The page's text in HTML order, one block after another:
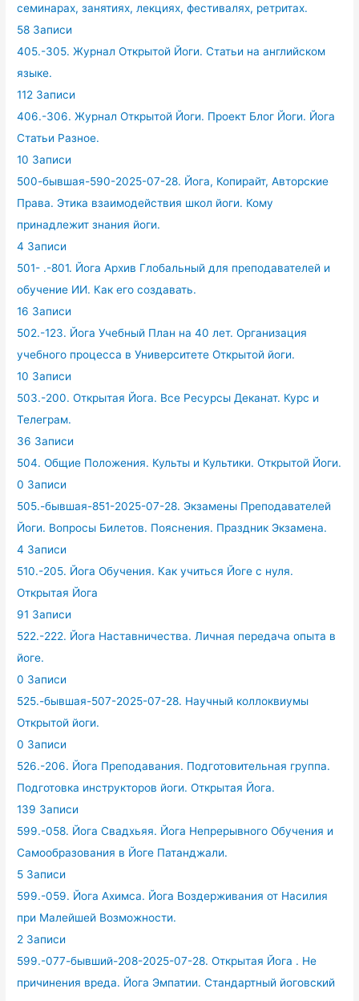
семинарах, занятиях, лекциях, фестивалях, ретритах.
58 Записи
405.-305. Журнал Открытой Йоги. Статьи на английском
языке.
112 Записи
406.-306. Журнал Открытой Йоги. Проект Блог Йоги. Йога
Статьи Разное.
10 Записи
500-бывшая-590-2025-07-28. Йога, Копирайт, Авторские
Права. Этика взаимодействия школ йоги. Кому
принадлежит знания йоги.
4 Записи
501- .-801. Йога Архив Глобальный для преподавателей и
обучение ИИ. Как его создавать.
16 Записи
502.-123. Йога Учебный План на 40 лет. Организация
учебного процесса в Университете Открытой йоги.
10 Записи
503.-200. Открытая Йога. Все Ресурсы Деканат. Курс и
Телеграм.
36 Записи
504. Общие Положения. Культы и Культики. Открытой Йоги.
0 Записи
505.-бывшая-851-2025-07-28. Экзамены Преподавателей
Йоги. Вопросы Билетов. Пояснения. Праздник Экзамена.
4 Записи
510.-205. Йога Обучения. Как учиться Йоге с нуля.
Открытая Йога
91 Записи
522.-222. Йога Наставничества. Личная передача опыта в
йоге.
0 Записи
525.-бывшая-507-2025-07-28. Научный коллоквиумы
Открытой йоги.
0 Записи
526.-206. Йога Преподавания. Подготовительная группа.
Подготовка инструкторов йоги. Открытая Йога.
139 Записи
599.-058. Йога Свадхьяя. Йога Непрерывного Обучения и
Самообразования в Йоге Патанджали.
5 Записи
599.-059. Йога Ахимса. Йога Воздерживания от Насилия
при Малейшей Возможности.
2 Записи
599.-077-бывший-208-2025-07-28. Открытая Йога . Не
причинения вреда. Йога Эмпатии. Стандартный йоговский